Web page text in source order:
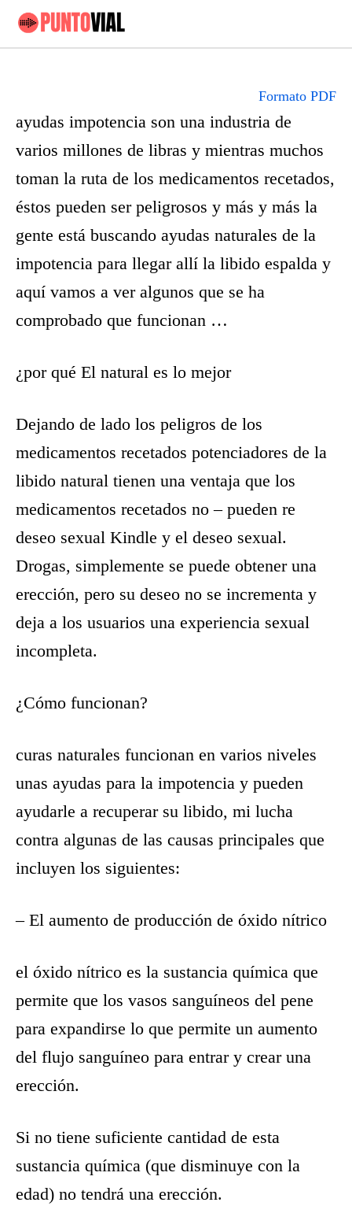
Formato PDF
ayudas impotencia son una industria de
varios millones de libras y mientras muchos
toman la ruta de los medicamentos recetados,
éstos pueden ser peligrosos y más y más la
gente está buscando ayudas naturales de la
impotencia para llegar allí la libido espalda y
aquí vamos a ver algunos que se ha
comprobado que funcionan …
¿por qué El natural es lo mejor
Dejando de lado los peligros de los
medicamentos recetados potenciadores de la
libido natural tienen una ventaja que los
medicamentos recetados no – pueden re
deseo sexual Kindle y el deseo sexual.
Drogas, simplemente se puede obtener una
erección, pero su deseo no se incrementa y
deja a los usuarios una experiencia sexual
incompleta.
¿Cómo funcionan?
curas naturales funcionan en varios niveles
unas ayudas para la impotencia y pueden
ayudarle a recuperar su libido, mi lucha
contra algunas de las causas principales que
incluyen los siguientes:
– El aumento de producción de óxido nítrico
el óxido nítrico es la sustancia química que
permite que los vasos sanguíneos del pene
para expandirse lo que permite un aumento
del flujo sanguíneo para entrar y crear una
erección.
Si no tiene suficiente cantidad de esta
sustancia química (que disminuye con la
edad) no tendrá una erección.